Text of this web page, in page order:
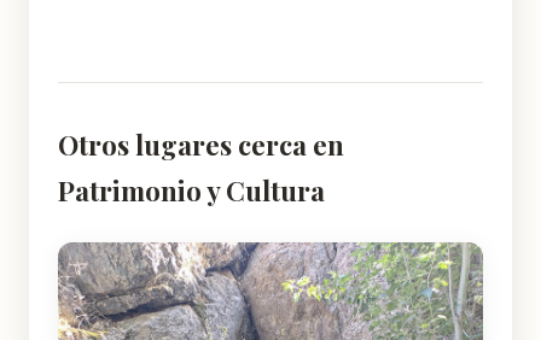
Otros lugares cerca en
Patrimonio y Cultura